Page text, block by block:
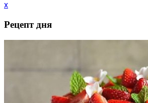
x
Рецепт дня